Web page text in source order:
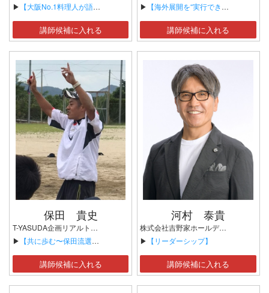
▶ 【大阪No.1料理人が語る、挑戦し続ける職人の哲学】
講師候補に入れる
▶ 【海外展開を“実行できる企業”の条件 ― インド・中国・ASEANの現場から】
講師候補に入れる
保田 貴史
T-YASUDA企画リアルトレーナーズ代表 野球研究家 スポーツトレーナー
▶ 【共に歩む〜保田流選手をサポートする側の手法〜】
講師候補に入れる
河村 泰貴
株式会社吉野家ホールディングス取締役会長（～2026年5月） 株式会社吉野家名誉会長（～2026年6月予定）
▶ 【リーダーシップ】
講師候補に入れる